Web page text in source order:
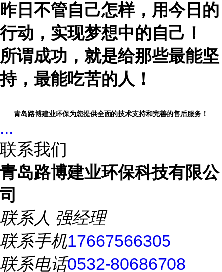
昨日不管自己怎样，用今日的
行动，实现梦想中的自己！
所谓成功，就是给那些最能坚
持，最能吃苦的人！
青岛路博建业环保为您提供全面的技术支持和完善的售后服务！
...
联系我们
青岛路博建业环保科技有限公
司
联系人 强经理
联系手机17667566305
联系电话0532-80686708